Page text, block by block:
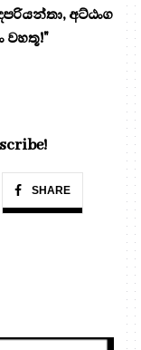
අට්ඨංග
වහතූ!"
SHARE